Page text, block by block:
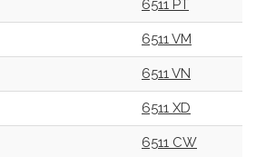
6511 PT
6511 VM
6511 VN
6511 XD
6511 CW